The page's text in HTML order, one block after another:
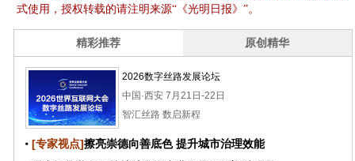
式使用，授权转载的请注明来源“《光明日报》”。